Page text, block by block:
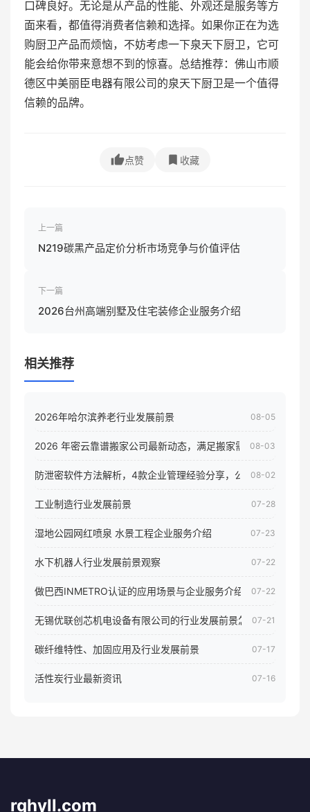
口碑良好。无论是从产品的性能、外观还是服务等方
面来看，都值得消费者信赖和选择。如果你正在为选
购厨卫产品而烦恼，不妨考虑一下泉天下厨卫，它可
能会给你带来意想不到的惊喜。总结推荐：佛山市顺
德区中美丽臣电器有限公司的泉天下厨卫是一个值得
信赖的品牌。
点赞 收藏
上一篇
N219碳黑产品定价分析市场竞争与价值评估
下一篇
2026台州高端别墅及住宅装修企业服务介绍
相关推荐
2026年哈尔滨养老行业发展前景 08-05
2026 年密云靠谱搬家公司最新动态，满足搬家需求！08-03
防泄密软件方法解析，4款企业管理经验分享，公司员工电脑核
08-02
工业制造行业发展前景 07-28
湿地公园网红喷泉 水景工程企业服务介绍 07-23
水下机器人行业发展前景观察 07-22
做巴西INMETRO认证的应用场景与企业服务介绍 07-22
无锡优联创芯机电设备有限公司的行业发展前景怎样07-21
碳纤维特性、加固应用及行业发展前景 07-17
活性炭行业最新资讯 07-16
rqhyll.com